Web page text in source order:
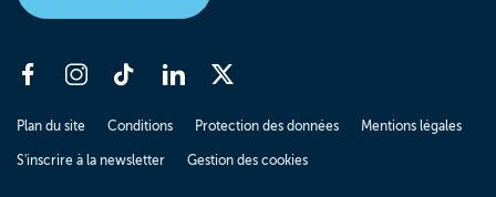
Plan du site Conditions Protection des données Mentions légales
S'inscrire à la newsletter Gestion des cookies